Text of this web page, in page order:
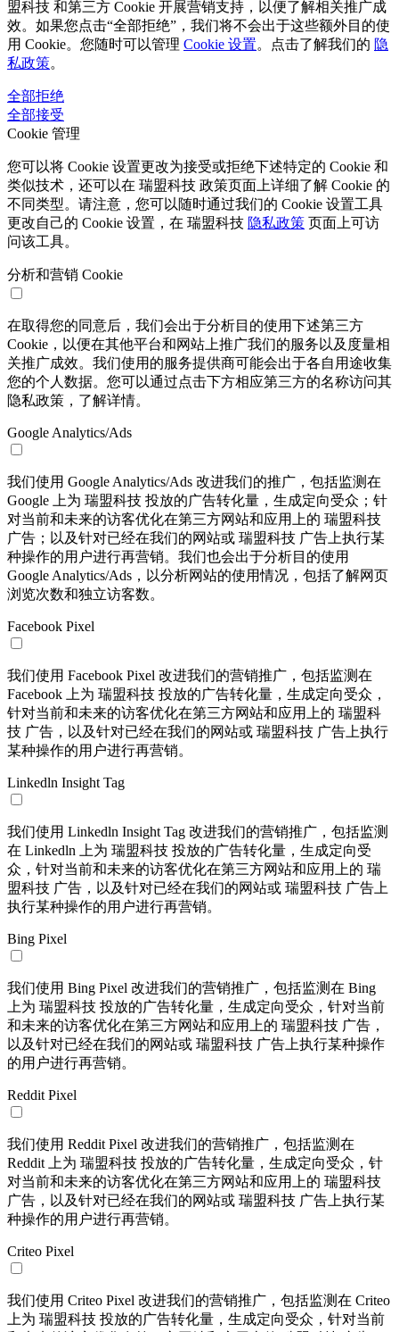
盟科技 和第三方 Cookie 开展营销支持，以便了解相关推广成
效。如果您点击“全部拒绝”，我们将不会出于这些额外目的使
用 Cookie。您随时可以管理 Cookie 设置。点击了解我们的 隐
私政策。
全部拒绝
全部接受
Cookie 管理
您可以将 Cookie 设置更改为接受或拒绝下述特定的 Cookie 和
类似技术，还可以在 瑞盟科技 政策页面上详细了解 Cookie 的
不同类型。请注意，您可以随时通过我们的 Cookie 设置工具
更改自己的 Cookie 设置，在 瑞盟科技 隐私政策 页面上可访
问该工具。
分析和营销 Cookie
在取得您的同意后，我们会出于分析目的使用下述第三方
Cookie，以便在其他平台和网站上推广我们的服务以及度量相
关推广成效。我们使用的服务提供商可能会出于各自用途收集
您的个人数据。您可以通过点击下方相应第三方的名称访问其
隐私政策，了解详情。
Google Analytics/Ads
我们使用 Google Analytics/Ads 改进我们的推广，包括监测在
Google 上为 瑞盟科技 投放的广告转化量，生成定向受众；针
对当前和未来的访客优化在第三方网站和应用上的 瑞盟科技
广告；以及针对已经在我们的网站或 瑞盟科技 广告上执行某
种操作的用户进行再营销。我们也会出于分析目的使用
Google Analytics/Ads，以分析网站的使用情况，包括了解网页
浏览次数和独立访客数。
Facebook Pixel
我们使用 Facebook Pixel 改进我们的营销推广，包括监测在
Facebook 上为 瑞盟科技 投放的广告转化量，生成定向受众，
针对当前和未来的访客优化在第三方网站和应用上的 瑞盟科
技 广告，以及针对已经在我们的网站或 瑞盟科技 广告上执行
某种操作的用户进行再营销。
Linkedln Insight Tag
我们使用 Linkedln Insight Tag 改进我们的营销推广，包括监测
在 Linkedln 上为 瑞盟科技 投放的广告转化量，生成定向受
众，针对当前和未来的访客优化在第三方网站和应用上的 瑞
盟科技 广告，以及针对已经在我们的网站或 瑞盟科技 广告上
执行某种操作的用户进行再营销。
Bing Pixel
我们使用 Bing Pixel 改进我们的营销推广，包括监测在 Bing
上为 瑞盟科技 投放的广告转化量，生成定向受众，针对当前
和未来的访客优化在第三方网站和应用上的 瑞盟科技 广告，
以及针对已经在我们的网站或 瑞盟科技 广告上执行某种操作
的用户进行再营销。
Reddit Pixel
我们使用 Reddit Pixel 改进我们的营销推广，包括监测在
Reddit 上为 瑞盟科技 投放的广告转化量，生成定向受众，针
对当前和未来的访客优化在第三方网站和应用上的 瑞盟科技
广告，以及针对已经在我们的网站或 瑞盟科技 广告上执行某
种操作的用户进行再营销。
Criteo Pixel
我们使用 Criteo Pixel 改进我们的营销推广，包括监测在 Criteo
上为 瑞盟科技 投放的广告转化量，生成定向受众，针对当前